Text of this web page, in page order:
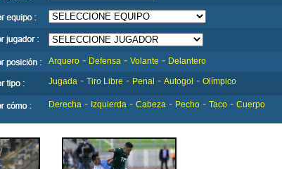
Arquero - Defensa - Volante - Delantero
Jugada - Tiro Libre - Penal - Autogol - Olímpico
Derecha - Izquierda - Cabeza - Pecho - Taco - Cuerpo